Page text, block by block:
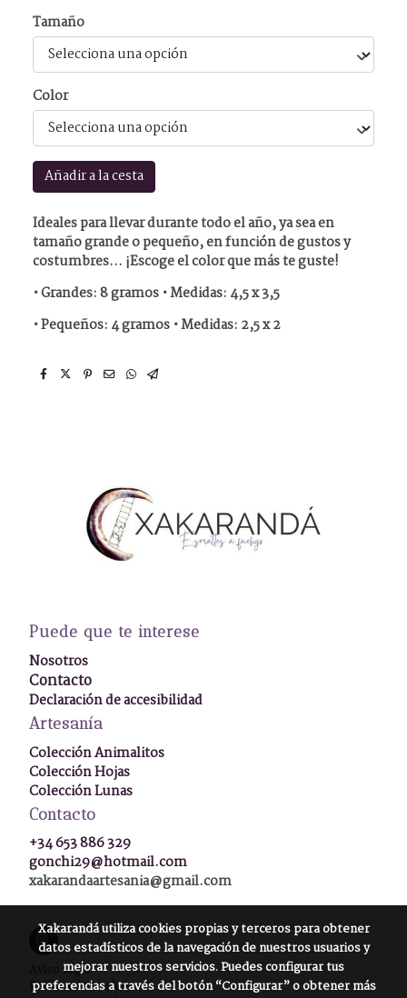
Tamaño
Color
Añadir a la cesta
Ideales para llevar durante todo el año, ya sea en
tamaño grande o pequeño, en función de gustos y
costumbres… ¡Escoge el color que más te guste!
•Grandes: 8 gramos • Medidas: 4,5 x 3,5
•Pequeños: 4 gramos • Medidas: 2,5 x 2
Puede que te interese
Nosotros
Contacto
Declaración de accesibilidad
Artesanía
Colección Animalitos
Colección Hojas
Colección Lunas
Contacto
+34 653 886 329
gonchi29@hotmail.com
xakarandaartesania@gmail.com
Aviso legal
Política de cookies
Xakarandáutiliza cookies propias y terceros para obtener
datos estadísticos de la navegación de nuestros usuarios y
mejorar nuestros servicios. Puedes configurar tus
preferencias a través del botón “Configurar” o obtener más